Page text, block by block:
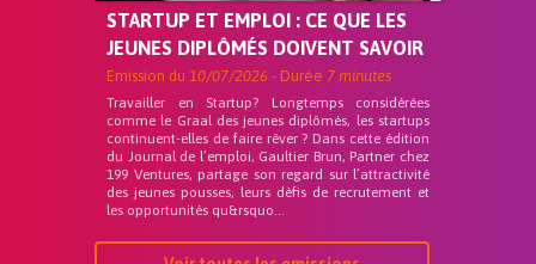
STARTUP ET EMPLOI : CE QUE LES
JEUNES DIPLÔMÉS DOIVENT SAVOIR
Emission du 10/07/2026 - Durée 7 minutes
Travailler en Startup? Longtemps considérées
comme le Graal des jeunes diplômés, les startups
continuent-elles de faire rêver ? Dans cette édition
du Journal de l’emploi, Gaultier Brun, Partner chez
199 Ventures, partage son regard sur l’attractivité
des jeunes pousses, leurs défis de recrutement et
les opportunités qu&rsquo...